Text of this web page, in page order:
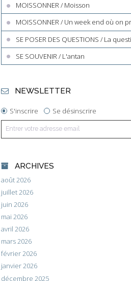
MOISSONNER / Moisson
MOISSONNER / Un week end où on
SE POSER DES QUESTIONS / La
SE SOUVENIR / L'antan
NEWSLETTER
S'inscrire Se désinscrire
ARCHIVES
août 2026
juillet 2026
juin 2026
mai 2026
avril 2026
mars 2026
février 2026
janvier 2026
décembre 2025